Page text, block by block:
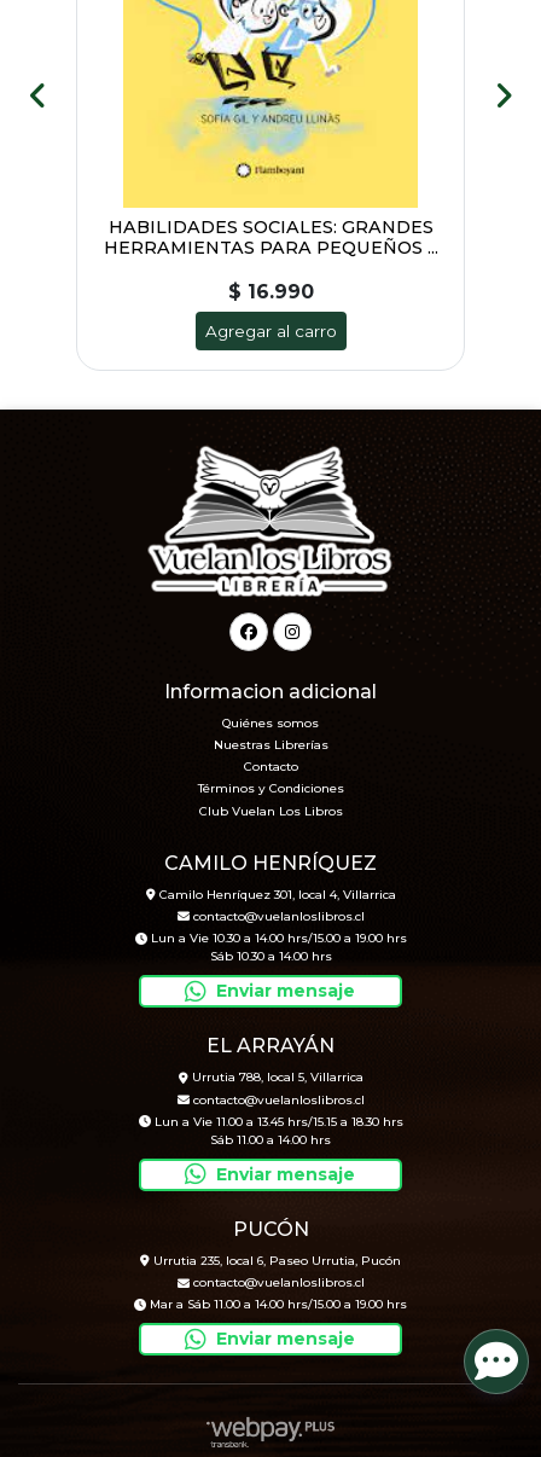
HABILIDADES SOCIALES: GRANDES
HERRAMIENTAS PARA PEQUEÑOS ...
$ 16.990
Agregar al carro
Informacion adicional
Quiénes somos
Nuestras Librerías
Contacto
Términos y Condiciones
Club Vuelan Los Libros
CAMILO HENRÍQUEZ
Camilo Henríquez 301, local 4, Villarrica
contacto@vuelanloslibros.cl
Lun a Vie 10.30 a 14.00 hrs/15.00 a 19.00 hrs
Sáb 10.30 a 14.00 hrs
Enviar mensaje
EL ARRAYÁN
Urrutia 788, local 5, Villarrica
contacto@vuelanloslibros.cl
Lun a Vie 11.00 a 13.45 hrs/15.15 a 18.30 hrs
Sáb 11.00 a 14.00 hrs
Enviar mensaje
PUCÓN
Urrutia 235, local 6, Paseo Urrutia, Pucón
contacto@vuelanloslibros.cl
Mar a Sáb 11.00 a 14.00 hrs/15.00 a 19.00 hrs
Enviar mensaje